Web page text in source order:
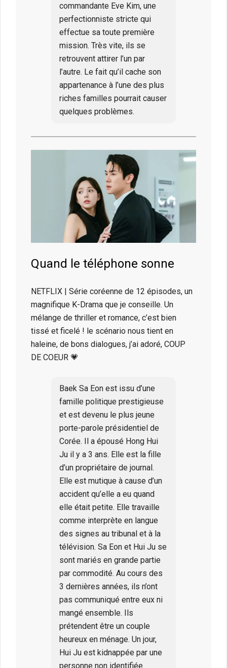
commandante Eve Kim, une
perfectionniste stricte qui
effectue sa toute première
mission. Très vite, ils se
retrouvent attirer l’un par
l’autre. Le fait qu’il cache son
appartenance à l’une des plus
riches familles pourrait causer
quelques problèmes.
Quand le téléphone sonne
NETFLIX | Série coréenne de 12 épisodes, un
magnifique K-Drama que je conseille. Un
mélange de thriller et romance, c’est bien
tissé et ficelé ! le scénario nous tient en
haleine, de bons dialogues, j’ai adoré, COUP
DE COEUR 💗
Baek Sa Eon est issu d’une
famille politique prestigieuse
et est devenu le plus jeune
porte-parole présidentiel de
Corée. Il a épousé Hong Hui
Ju il y a 3 ans. Elle est la fille
d’un propriétaire de journal.
Elle est mutique à cause d’un
accident qu’elle a eu quand
elle était petite. Elle travaille
comme interprète en langue
des signes au tribunal et à la
télévision. Sa Eon et Hui Ju se
sont mariés en grande partie
par commodité. Au cours des
3 dernières années, ils n’ont
pas communiqué entre eux ni
mangé ensemble. Ils
prétendent être un couple
heureux en ménage. Un jour,
Hui Ju est kidnappée par une
personne non identifiée.